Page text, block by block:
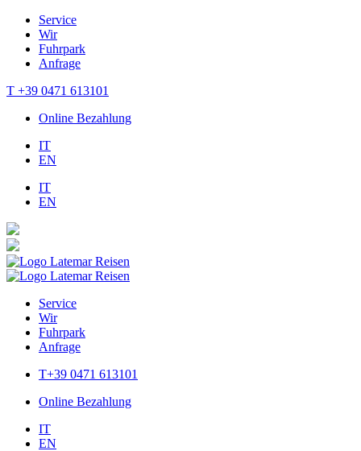
Service
Wir
Fuhrpark
Anfrage
T +39 0471 613101
Online Bezahlung
IT
EN
IT
EN
Service
Wir
Fuhrpark
Anfrage
T+39 0471 613101
Online Bezahlung
IT
EN